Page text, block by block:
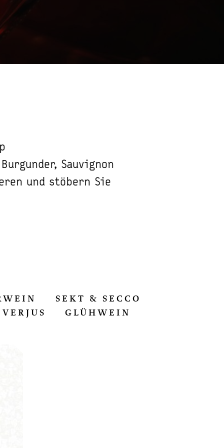
Sauvignon
und stöbern Sie
SEKT & SECCO
VERJUS
GLÜHWEIN